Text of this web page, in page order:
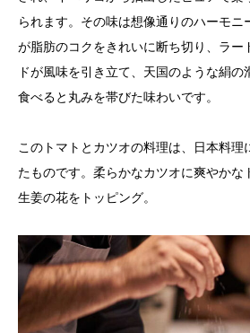
られます。その味は想像通りのハーモニ
が脂肪のコクをきれいに断ち切り、ラー
ドが風味を引き立て、天国のような絹の
食べると丸みを帯びた味わいです。
このトマトとカツオの料理は、日本料理
たものです。柔らかなカツオに爽やかな
生姜の花をトッピング。